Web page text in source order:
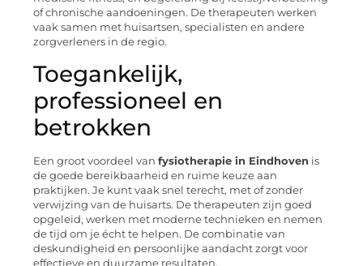
of chronische aandoeningen. De therapeuten werken
vaak samen met huisartsen, specialisten en andere
zorgverleners in de regio.
Toegankelijk,
professioneel en
betrokken
Een groot voordeel van fysiotherapie in Eindhoven is
de goede bereikbaarheid en ruime keuze aan
praktijken. Je kunt vaak snel terecht, met of zonder
verwijzing van de huisarts. De therapeuten zijn goed
opgeleid, werken met moderne technieken en nemen
de tijd om je écht te helpen. De combinatie van
deskundigheid en persoonlijke aandacht zorgt voor
effectieve en duurzame resultaten.